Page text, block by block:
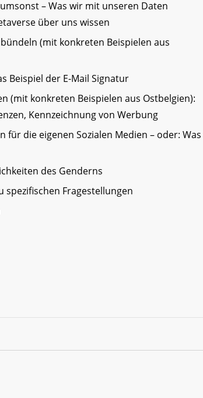
– Was wir mit unseren Daten
über uns wissen
(mit konkreten Beispielen aus
Beispiel der E-Mail Signatur
(mit konkreten Beispielen aus Ostbelgien):
Kennzeichnung von Werbung
die eigenen Sozialen Medien – oder: Was
des Genderns
spezifischen Fragestellungen